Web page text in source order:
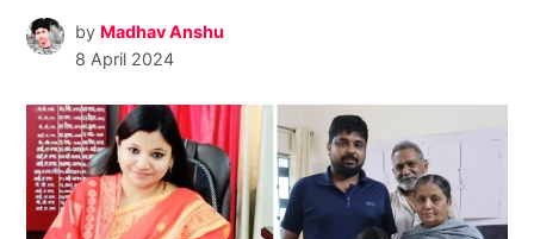
by Madhav Anshu
8 April 2024